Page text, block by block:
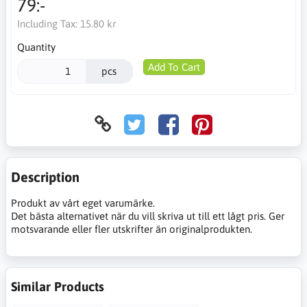
79:-
Including Tax: 15.80 kr
Quantity
pcs Add To Cart
Description
Produkt av vårt eget varumärke.
Det bästa alternativet när du vill skriva ut till ett lågt pris. Ger
motsvarande eller fler utskrifter än originalprodukten.
Similar Products